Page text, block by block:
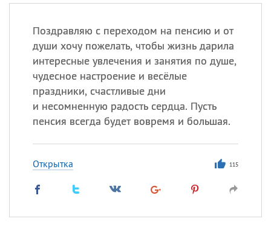
Поздравляю с переходом на пенсию и от
души хочу пожелать, чтобы жизнь дарила
интересные увлечения и занятия по душе,
чудесное настроение и весёлые
праздники, счастливые дни
и несомненную радость сердца. Пусть
пенсия всегда будет вовремя и большая.
Открытка 115